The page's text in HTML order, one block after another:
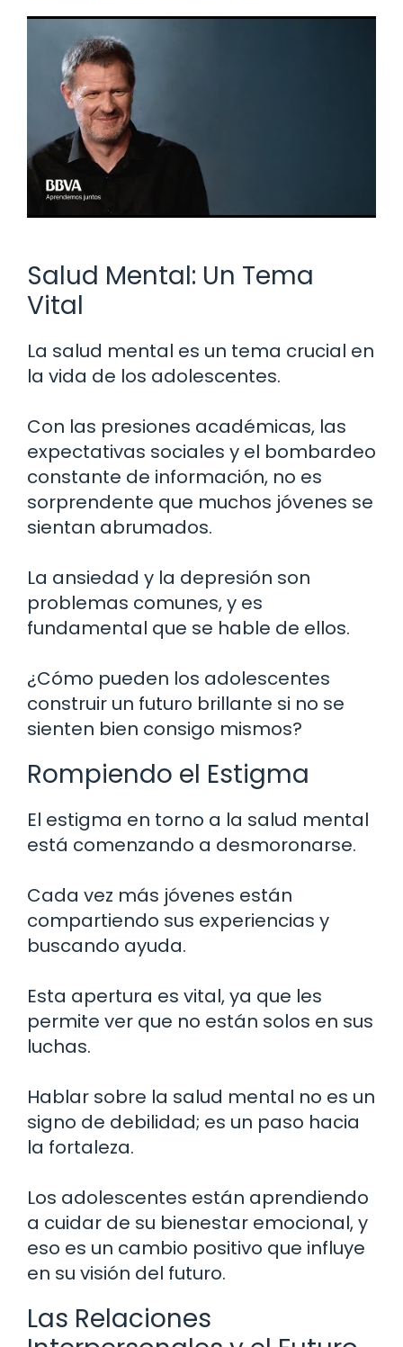
Salud Mental: Un Tema
Vital
La salud mental es un tema crucial en
la vida de los adolescentes.
Con las presiones académicas, las
expectativas sociales y el bombardeo
constante de información, no es
sorprendente que muchos jóvenes se
sientan abrumados.
La ansiedad y la depresión son
problemas comunes, y es
fundamental que se hable de ellos.
¿Cómo pueden los adolescentes
construir un futuro brillante si no se
sienten bien consigo mismos?
Rompiendo el Estigma
El estigma en torno a la salud mental
está comenzando a desmoronarse.
Cada vez más jóvenes están
compartiendo sus experiencias y
buscando ayuda.
Esta apertura es vital, ya que les
permite ver que no están solos en sus
luchas.
Hablar sobre la salud mental no es un
signo de debilidad; es un paso hacia
la fortaleza.
Los adolescentes están aprendiendo
a cuidar de su bienestar emocional, y
eso es un cambio positivo que influye
en su visión del futuro.
Las Relaciones